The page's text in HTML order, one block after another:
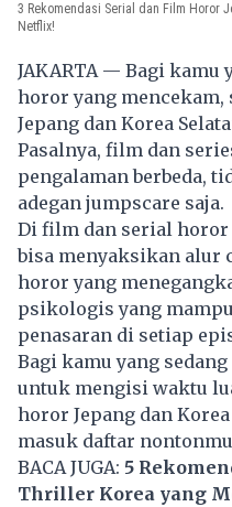
3 Rekomendasi Serial dan Film Horor
Netflix!
JAKARTA — Bagi
horor yang
Jepang dan Korea
Pasalnya, film dan
pengalaman berbeda,
adegan jumpscare saja.
Di film dan serial horor
bisa menyaksikan alur
horor yang
psikologis yang
penasaran di setiap
Bagi kamu yang
untuk mengisi waktu
horor Jepang dan
masuk daftar
BACA JUGA: 5
Thriller Korea yang